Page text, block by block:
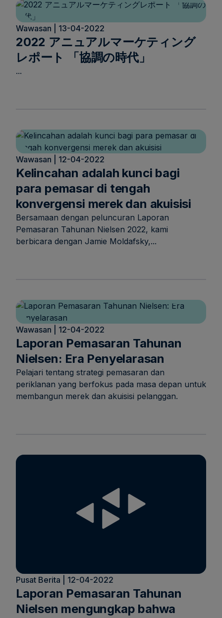
Wawasan | 13-04-2022
2022 アニュアルマーケティング
レポート 「協調の時代」
...
Wawasan | 12-04-2022
Kelincahan adalah kunci bagi
para pemasar di tengah
konvergensi merek dan akuisisi
Bersamaan dengan peluncuran Laporan
Pemasaran Tahunan Nielsen 2022, kami
berbicara dengan Jamie Moldafsky,...
Wawasan | 12-04-2022
Laporan Pemasaran Tahunan
Nielsen: Era Penyelarasan
Pelajari tentang strategi pemasaran dan
periklanan yang berfokus pada masa depan untuk
membangun merek dan akuisisi pelanggan.
Pusat Berita | 12-04-2022
Laporan Pemasaran Tahunan
Nielsen mengungkap bahwa